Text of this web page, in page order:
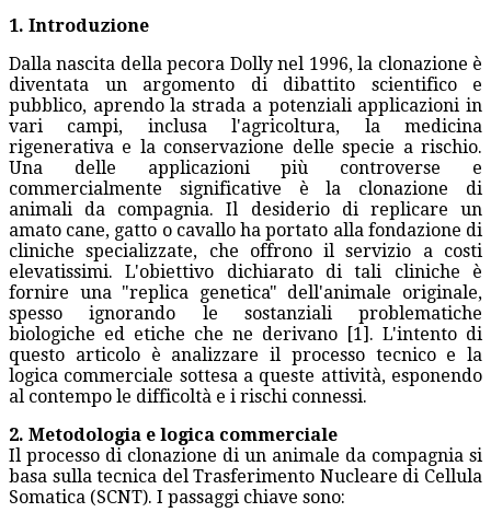
1. Introduzione
Dalla nascita della pecora Dolly nel 1996, la clonazione è
diventata un argomento di dibattito scientifico e
pubblico, aprendo la strada a potenziali applicazioni in
vari campi, inclusa l'agricoltura, la medicina
rigenerativa e la conservazione delle specie a rischio.
Una delle applicazioni più controverse e
commercialmente significative è la clonazione di
animali da compagnia. Il desiderio di replicare un
amato cane, gatto o cavallo ha portato alla fondazione di
cliniche specializzate, che offrono il servizio a costi
elevatissimi. L'obiettivo dichiarato di tali cliniche è
fornire una "replica genetica" dell'animale originale,
spesso ignorando le sostanziali problematiche
biologiche ed etiche che ne derivano [1]. L'intento di
questo articolo è analizzare il processo tecnico e la
logica commerciale sottesa a queste attività, esponendo
al contempo le difficoltà e i rischi connessi.
2. Metodologia e logica commerciale
Il processo di clonazione di un animale da compagnia si
basa sulla tecnica del Trasferimento Nucleare di Cellula
Somatica (SCNT). I passaggi chiave sono: